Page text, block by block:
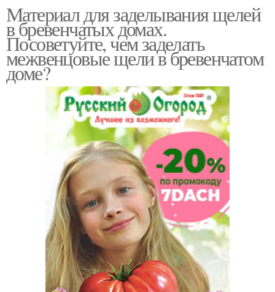
Материал для заделывания щелей
в бревенчатых домах.
Посоветуйте, чем заделать
межвенцовые щели в бревенчатом
доме?